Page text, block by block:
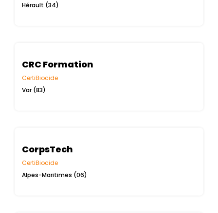
Hérault (34)
CRC Formation
CertiBiocide
Var (83)
CorpsTech
CertiBiocide
Alpes-Maritimes (06)